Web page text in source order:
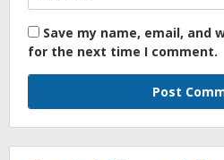
Save my name, email, and
for the next time I comment.